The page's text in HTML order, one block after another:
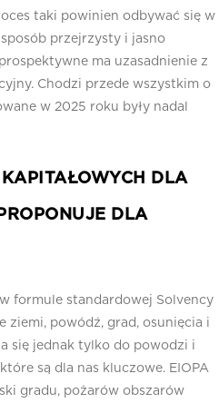
taki powinien odbywać się w
przejrzysty i jasno
ma uzasadnienie z
Chodzi przede wszystkim o
w 2025 roku były nadal
DLA
DLA
formule standardowej Solvency
ziemi, powódź, grad, osunięcia i
się jednak tylko do powodzi i
są dla nas kluczowe. EIOPA
gradu, pożarów obszarów